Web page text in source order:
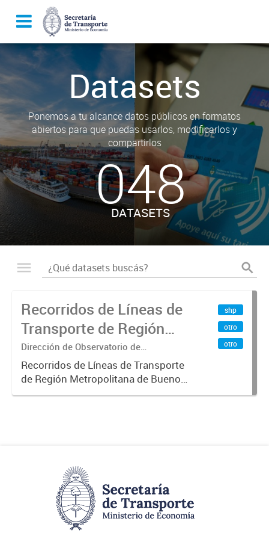
Datasets
Ponemos a tu alcance datos públicos en formatos
abiertos para que puedas usarlos, modificarlos y
compartirlos
048
DATASETS
Recorridos de Líneas de
Transporte de Región
Metropolitana de
Buenos Aires (RMBA)
Dirección de Observatorio de
Transporte, Estudio y Sistemas
Recorridos de Líneas de Transporte
de Región Metropolitana de Buenos
Aires (RMBA).-
shp
otro
otro